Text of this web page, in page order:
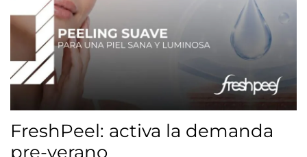
FreshPeel: activa la demanda
pre-verano